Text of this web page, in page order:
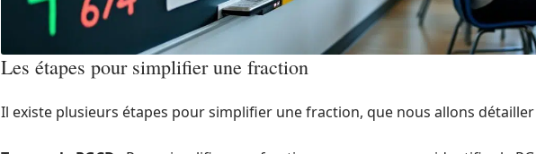
Les étapes pour simplifier une fraction
Il existe plusieurs étapes pour simplifier une fraction, que nous allons détailler